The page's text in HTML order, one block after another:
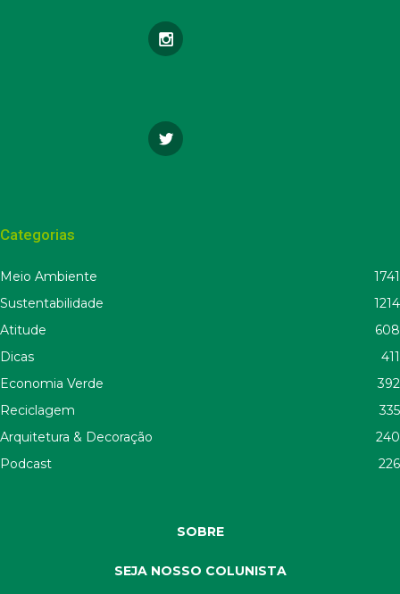
Categorias
Meio Ambiente
1741
Sustentabilidade
1214
Atitude
608
Dicas
411
Economia Verde
392
Reciclagem
335
Arquitetura & Decoração
240
Podcast
226
SOBRE
SEJA NOSSO COLUNISTA